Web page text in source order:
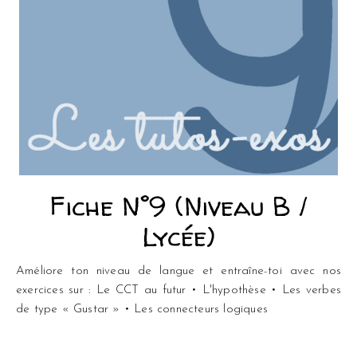
Fiche N°9 (Niveau B /
Lycée)
Améliore ton niveau de langue et entraîne-toi avec nos
exercices sur : Le CCT au futur • L'hypothèse • Les verbes
de type « Gustar » • Les connecteurs logiques